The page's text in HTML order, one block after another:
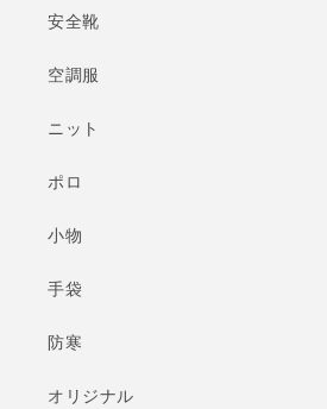
安全靴
空調服
ニット
ポロ
小物
手袋
防寒
オリジナル